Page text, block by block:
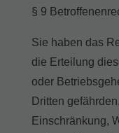
§ 9
Sie haben das
die Erteilung
oder
Dritten
Einschränkung,